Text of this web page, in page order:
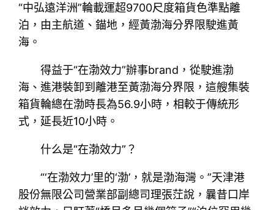
“中弘遠洋洲”輪載運超9700尺度箱貨色準點離
泊，由主航道、錨地，經黃渤海分界限駛進黃
海。
得益于“在渤效力”辦事brand，從駛進渤
海、進港裝卸到離港至黃渤海分界限，這艘集裝
箱貨輪總在渤時長為56.9小時，相較于傳統形
式，延長近10小時。
什么是“在渤效力”？
“‘在渤效力’里的‘渤’，就是渤海灣。”天津港
股份無限公司營業部副總司理張茳說，曩昔口岸